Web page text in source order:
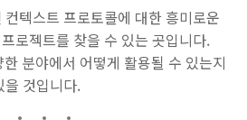
텍스트 프로토콜에 대한 흥미로운
로젝트를 찾을 수 있는 곳입니다.
분야에서 어떻게 활용될 수 있는지
을 것입니다.